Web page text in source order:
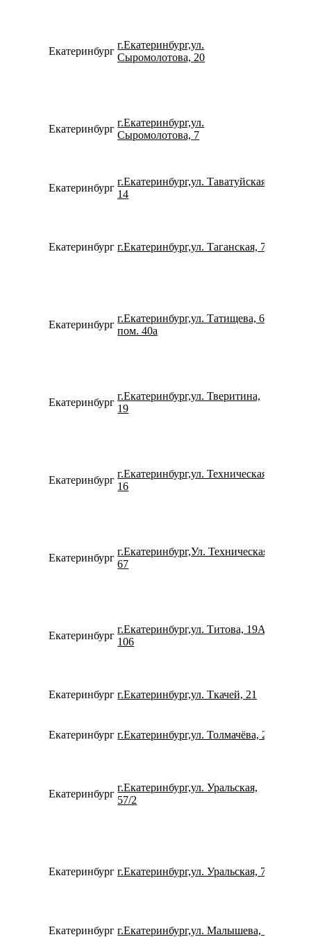
Екатеринбург
г.Екатеринбург,ул.
Сыромолотова, 20
Екатеринбург
г.Екатеринбург,ул.
Сыромолотова, 7
Екатеринбург
г.Екатеринбург,ул. Таватуйская,
14
Екатеринбург г.Екатеринбург,ул. Таганская, 79
Екатеринбург
г.Екатеринбург,ул. Татищева, 60
пом. 40а
Екатеринбург
г.Екатеринбург,ул. Тверитина,
19
Екатеринбург
г.Екатеринбург,ул. Техническая,
16
Екатеринбург
г.Екатеринбург,Ул. Техническая,
67
Екатеринбург
г.Екатеринбург,ул. Титова, 19А,
106
Екатеринбург г.Екатеринбург,ул. Ткачей, 21
Екатеринбург г.Екатеринбург,ул. Толмачёва, 22
Екатеринбург
г.Екатеринбург,ул. Уральская,
57/2
Екатеринбург г.Екатеринбург,ул. Уральская, 77
Екатеринбург г.Екатеринбург,ул. Малышева, 5